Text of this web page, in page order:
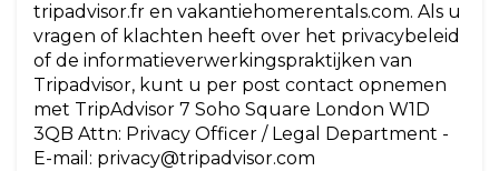
tripadvisor.fr en vakantiehomerentals.com. Als u
vragen of klachten heeft over het privacybeleid
of de informatieverwerkingspraktijken van
Tripadvisor, kunt u per post contact opnemen
met TripAdvisor 7 Soho Square London W1D
3QB Attn: Privacy Officer / Legal Department -
E-mail: privacy@tripadvisor.com